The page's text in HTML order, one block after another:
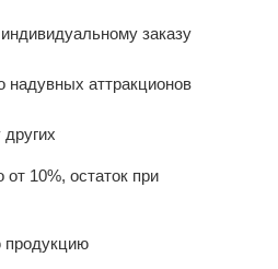
заказу
надувных аттракционов
от 10%, остаток при
продукцию